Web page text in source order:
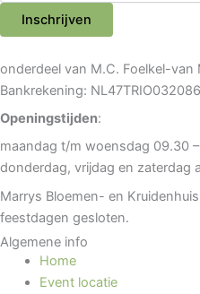
Inschrijven
onderdeel van M.C. Foelkel-van
Bankrekening:
Openingstijden:
maandag t/m woensdag 09.30 –
donderdag, vrijdag en zaterdag
Marrys Bloemen- en
feestdagen gesloten.
Algemene info
Home
Event locatie